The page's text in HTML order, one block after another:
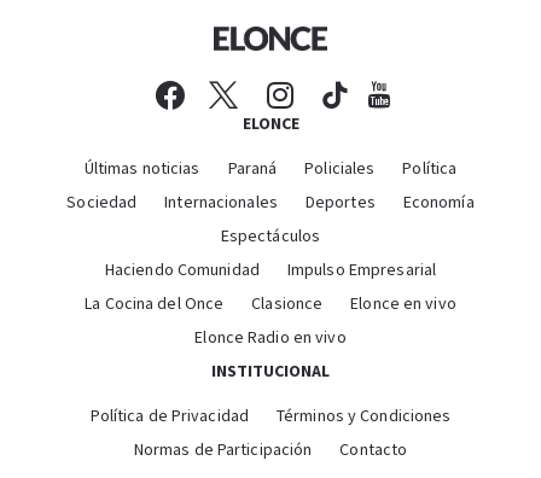
ELONCE
Últimas noticias Paraná Policiales
Política
Sociedad
Internacionales Deportes
Economía
Espectáculos
Haciendo Comunidad
Impulso Empresarial
La Cocina del Once
Clasionce
Elonce en vivo
Elonce Radio en vivo
INSTITUCIONAL
Política de Privacidad
Términos y Condiciones
Normas de Participación
Contacto